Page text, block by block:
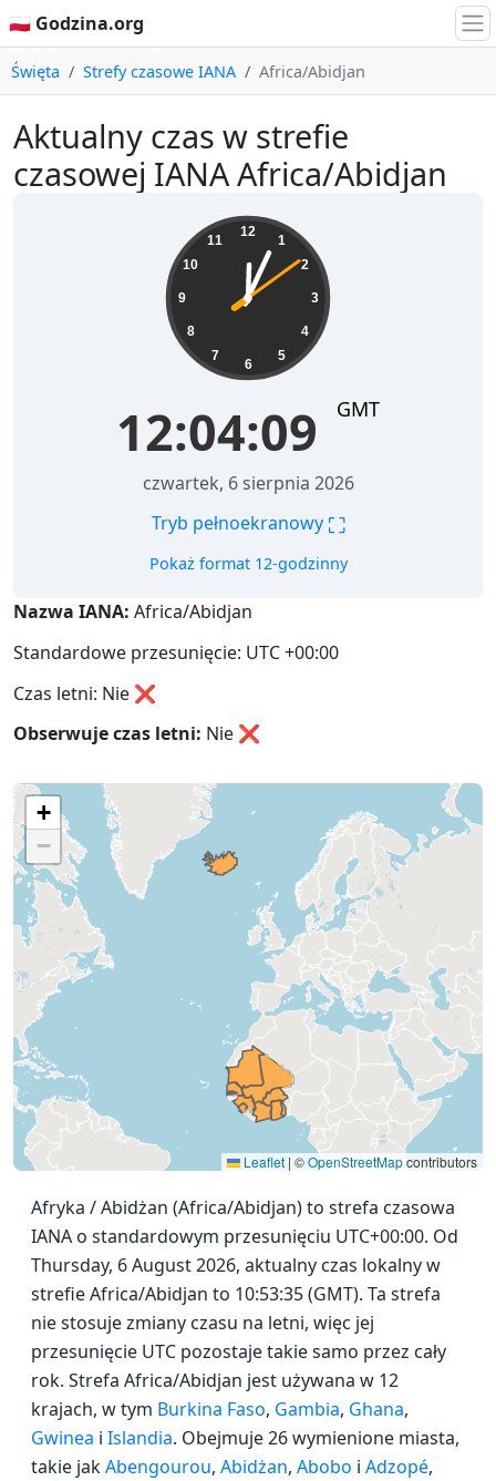
🇵🇱 Godzina.org
Święta Strefy czasowe IANA Africa/Abidjan
Aktualny czas w strefie
czasowej IANA Africa/Abidjan
12
1
2
3
4
5
6
7
8
9
10
11
12:04:09 GMT
czwartek, 6 sierpnia 2026
Tryb pełnoekranowy ⛶
Pokaż format 12-godzinny
Nazwa IANA: Africa/Abidjan
Standardowe przesunięcie: UTC +00:00
Czas letni: Nie ❌
Obserwuje czas letni: Nie ❌
+
−
Leaflet | ©OpenStreetMapcontributors
Afryka / Abidżan (Africa/Abidjan) to strefa czasowa
IANA o standardowym przesunięciu UTC+00:00. Od
Thursday, 6 August 2026, aktualny czas lokalny w
strefie Africa/Abidjan to 10:53:35 (GMT). Ta strefa
nie stosuje zmiany czasu na letni, więc jej
przesunięcie UTC pozostaje takie samo przez cały
rok. Strefa Africa/Abidjan jest używana w 12
krajach, w tym Burkina Faso, Gambia, Ghana,
Gwinea i Islandia. Obejmuje 26 wymienione miasta,
takie jakAbengourou, Abidżan, Abobo i Adzopé,